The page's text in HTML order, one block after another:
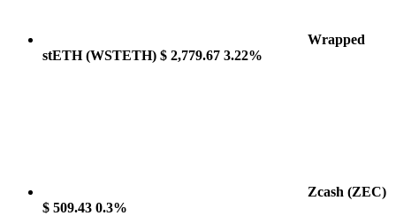
Wrapped
stETH(WSTETH) $ 2,779.67 3.22%
Zcash (ZEC)
$ 509.43 0.3%